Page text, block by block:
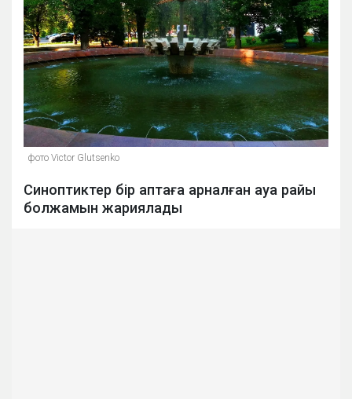
фото Victor Glutsenko
Синоптиктер бір аптаға арналған ауа райы
болжамын жариялады